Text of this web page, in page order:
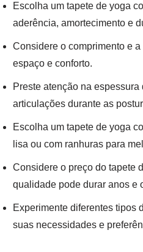
Escolha um tapete de yoga
aderência, amortecimento e
Considere o comprimento e
espaço e conforto.
Preste atenção na
articulações durante as
Escolha um tapete de yoga
lisa ou com ranhuras para
Considere o preço do tapete
qualidade pode durar anos e
Experimente diferentes tipos
suas necessidades e